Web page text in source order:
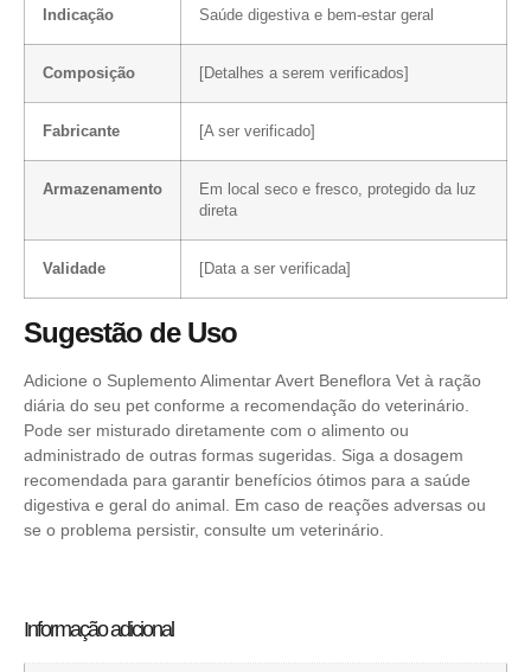
Indicação Saúde digestiva e bem-estar geral
Composição [Detalhes a serem verificados]
Fabricante [A ser verificado]
Armazenamento
Em local seco e fresco, protegido da luz
direta
Validade [Data a ser verificada]
Sugestão de Uso
Adicione o Suplemento Alimentar Avert Beneflora Vet à ração
diária do seu pet conforme a recomendação do veterinário.
Pode ser misturado diretamente com o alimento ou
administrado de outras formas sugeridas. Siga a dosagem
recomendada para garantir benefícios ótimos para a saúde
digestiva e geral do animal. Em caso de reações adversas ou
se o problema persistir, consulte um veterinário.
Informação adicional